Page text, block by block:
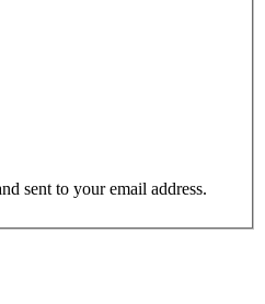
sent to your email address.